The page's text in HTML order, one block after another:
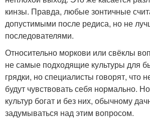
кинзы. Правда, любые зонтичные
допустимыми после редиса, но не
последователями.
Относительно моркови или свёклы
не самые подходящие культуры для
грядки, но специалисты говорят, что
будут чувствовать себя нормально.
культур богат и без них, обычному
задумываться над этим вопросом.